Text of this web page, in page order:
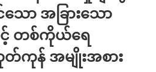
သော အခြားသော
တစ်ကိုယ်ရေ
တ်ကုန် အမျိုးအစား